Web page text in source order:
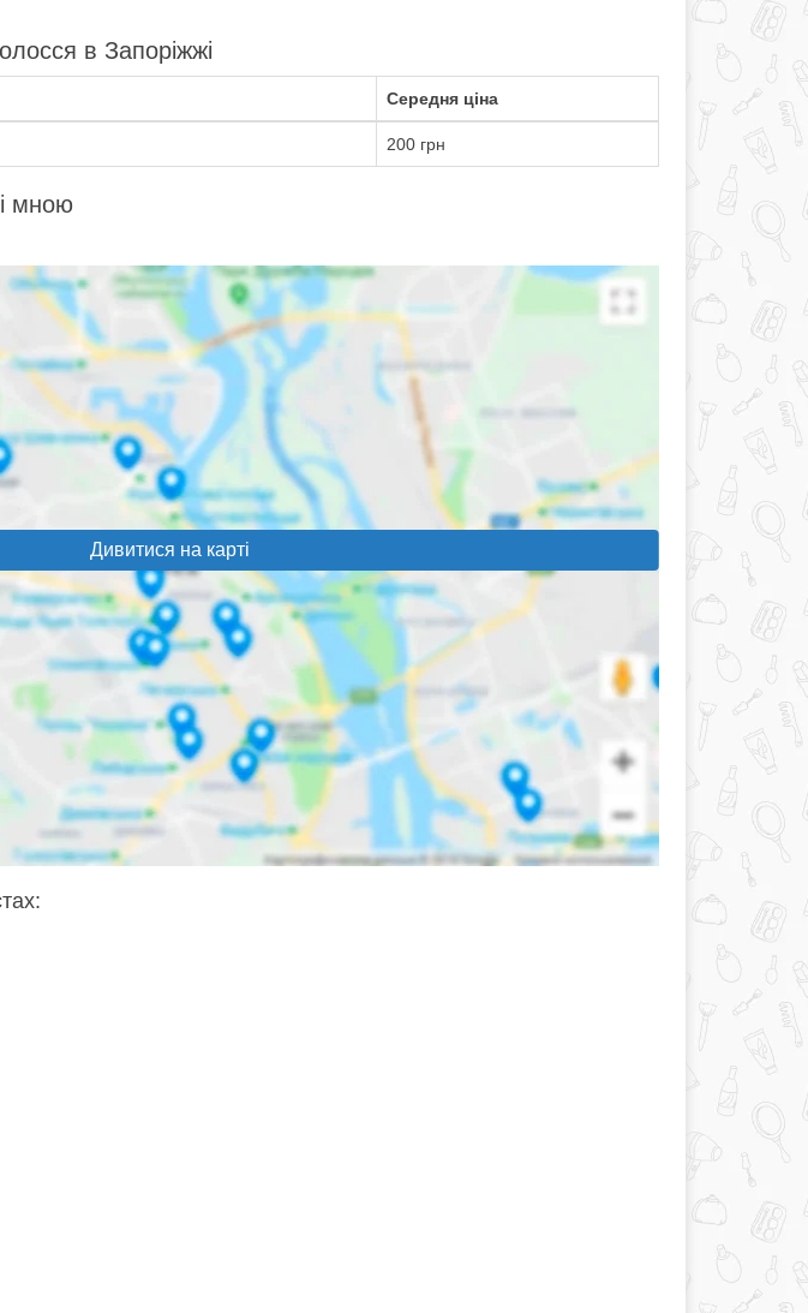
в Запоріжжі
Середня ціна
200 грн
мною
Дивитися на карті